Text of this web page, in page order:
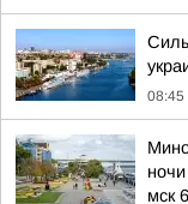
08:45
мск